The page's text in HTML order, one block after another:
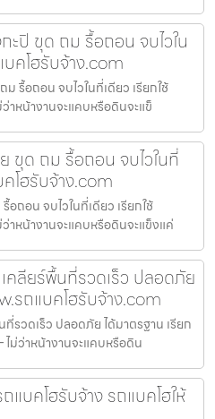
ะปิ ขุด ถม รื้อถอน จบไวใน
คโฮรับจ้าง.com
รื้อถอน จบไวในที่เดียว เรียกใช้
หน้างานจะแคบหรือดินจะแข็
ขุด ถม รื้อถอน จบไวในที่
โฮรับจ้าง.com
ถอน จบไวในที่เดียว เรียกใช้
หน้างานจะแคบหรือดินจะแข็งแค่
คลียร์พื้นที่รวดเร็ว ปลอดภัย
รถแบคโฮรับจ้าง.com
รวดเร็ว ปลอดภัย ได้มาตรฐาน เรียก
ม่ว่าหน้างานจะแคบหรือดิน
แบคโฮรับจ้าง รถแบคโฮให้